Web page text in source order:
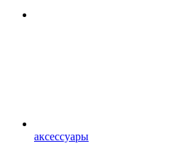
аксессуары